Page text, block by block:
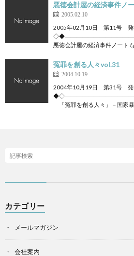
悪徳会計屋の経済事件ノ
2005.02.10
2005年02月10日 第11号 発
悪徳会計屋の経済事件ノート
冤罪を創る人々vol.31
2004.10.19
2004年10月19日 第31号 発
「冤罪を創る人々」－国家
カテゴリー
メールマガジン
会社案内